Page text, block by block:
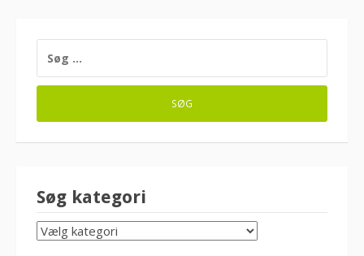
EFTER:
Søg kategori
SØG
KATEGORI